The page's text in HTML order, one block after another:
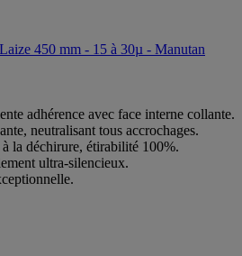
450 mm - 15 à 30µ - Manutan
adhérence avec face interne collante.
neutralisant tous accrochages.
à la déchirure, étirabilité 100%.
ultra-silencieux.